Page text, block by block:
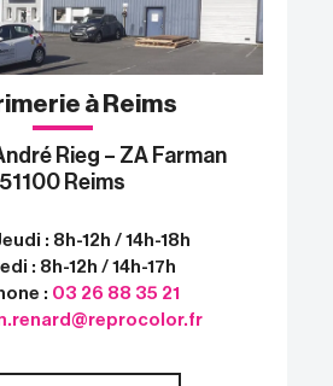
à Reims
Rieg – ZA Farman
51100 Reims
: 8h-12h / 14h-18h
: 8h-12h / 14h-17h
: 03 26 88 35 21